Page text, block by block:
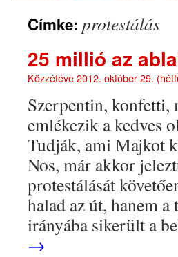
Címke: protestálás
25 millió az
Közzétéve2012. október 29.
Szerpentin, konfetti,
emlékezik a kedves
Tudják, ami Majkot
Nos, már akkor
protestálását
halad az út, hanem
irányába sikerült a
→